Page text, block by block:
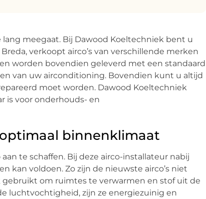
meegaat. Bij Dawood Koeltechniek bent u
verkoopt airco’s van verschillende merken
worden bovendien geleverd met een standaard
van uw airconditioning. Bovendien kunt u altijd
moet worden. Dawood Koeltechniek
is voor onderhouds- en
binnenklimaat
te schaffen. Bij deze airco-installateur nabij
kan voldoen. Zo zijn de nieuwste airco’s niet
om ruimtes te verwarmen en stof uit de
luchtvochtigheid, zijn ze energiezuinig en